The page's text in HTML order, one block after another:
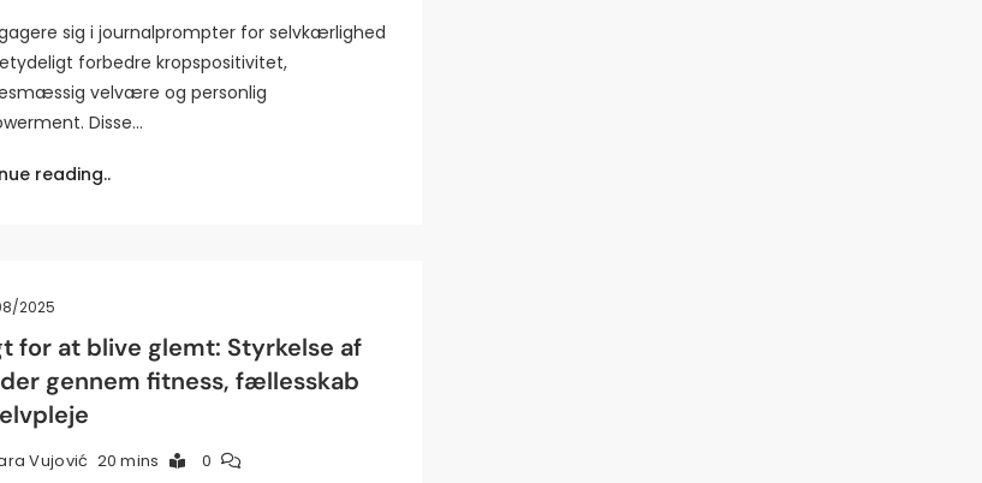
sig i journalprompter for selvkærlighed
forbedre kropspositivitet,
velvære og personlig
Disse…
reading..
2025
for at blive glemt: Styrkelse af
gennem fitness, fællesskab
Vujović 20 mins 0